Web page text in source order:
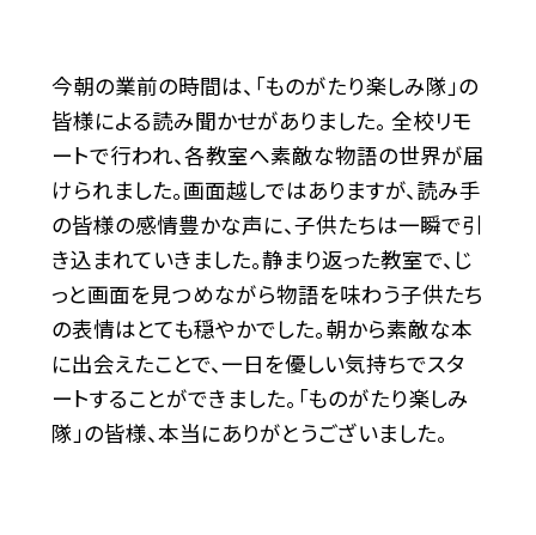
今朝の業前の時間は、「ものがたり楽しみ隊」の
皆様による読み聞かせがありました。 全校リモ
ートで行われ、各教室へ素敵な物語の世界が届
けられました。画面越しではありますが、読み手
の皆様の感情豊かな声に、子供たちは一瞬で引
き込まれていきました。静まり返った教室で、じ
っと画面を見つめながら物語を味わう子供たち
の表情はとても穏やかでした。朝から素敵な本
に出会えたことで、一日を優しい気持ちでスタ
ートすることができました。「ものがたり楽しみ
隊」の皆様、本当にありがとうございました。